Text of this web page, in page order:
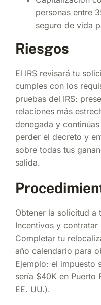
personas entre
seguro de vida
Riesgos
El IRS revisará tu
cumples con los
pruebas del IRS:
relaciones más
denegada y
perder el decreto y
sobre todas tus
salida.
Obtener la solicitud a
Incentivos y
Completar tu
año calendario para
Ejemplo: el impuesto
sería $40K en Puerto
EE. UU.).